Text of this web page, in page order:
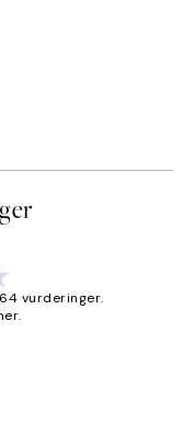
vurderinger.